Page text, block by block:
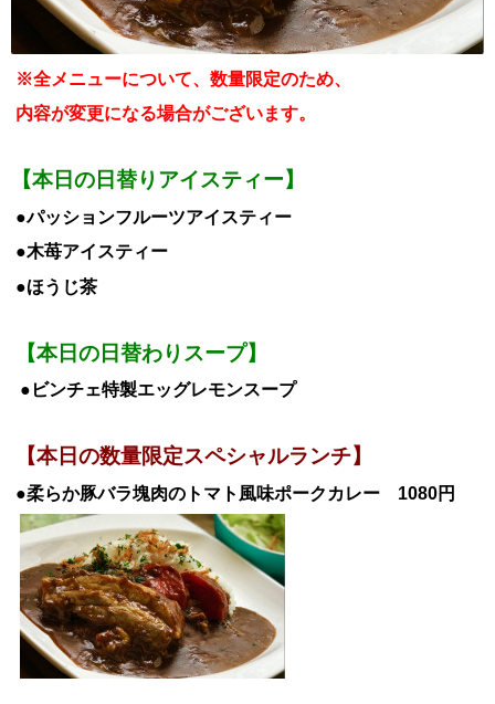
※全メニューについて、数量限定のため、
内容が変更になる場合がございます。
【本日の日替りアイスティー】
●パッションフルーツアイスティー
●木苺アイスティー
●ほうじ茶
【本日の日替わりスープ】
●ビンチェ特製エッグレモンスープ
【本日の数量限定スペシャルランチ】
●柔らか豚バラ塊肉のトマト風味ポークカレー 1080円